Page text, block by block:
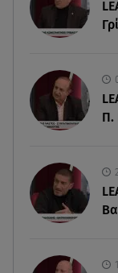
08.08.26 , 14:50
08.08.26 , 14:25
Καιρός: Σε
φωτιές τα
08.08.26 , 14:00
Summer fling:
καλοκαιρινό
Π.